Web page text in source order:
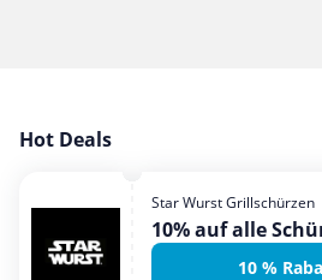
Garten, Haushalt & Tiere
Mobilfunk & Internet
Mode & Accessoires
Hot Deals
Star Wurst Grillschürzen
10% auf alle
10 %